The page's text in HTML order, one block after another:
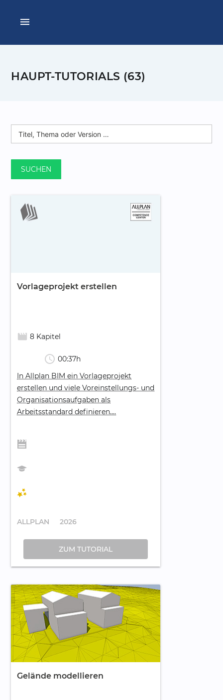
menu
HAUPT-TUTORIALS (63)
SUCHEN
Vorlageprojekt erstellen
movie_creation 8 Kapitel
schedule 00:37h
In Allplan BIM ein Vorlageprojekt
erstellen und viele Voreinstellungs- und
Organisationsaufgaben als
Arbeitsstandard definieren....
ALLPLAN 2026
ZUM TUTORIAL
Gelände modellieren